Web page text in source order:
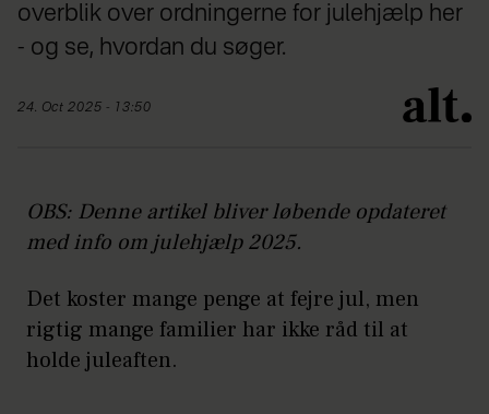
overblik over ordningerne for julehjælp her
- og se, hvordan du søger.
24. Oct 2025 - 13:50
OBS: Denne artikel bliver løbende opdateret
med info om julehjælp 2025.
Det koster mange penge at fejre jul, men
rigtig mange familier har ikke råd til at
holde juleaften.